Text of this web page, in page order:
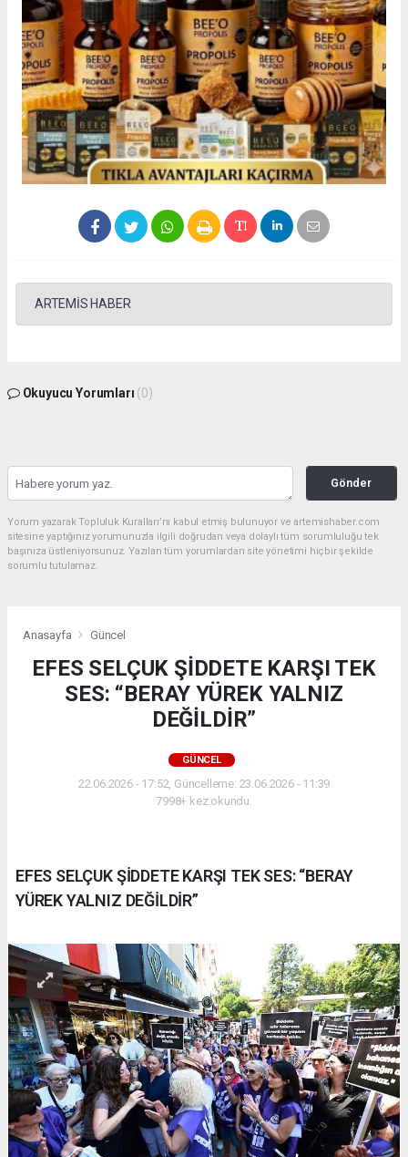
ARTEMİS HABER
Okuyucu Yorumları (0)
Gönder
Yorum yazarak Topluluk Kuralları’nı kabul etmiş bulunuyor ve artemishaber.com
sitesine yaptığınız yorumunuzla ilgili doğrudan veya dolaylı tüm sorumluluğu tek
başınıza üstleniyorsunuz. Yazılan tüm yorumlardan site yönetimi hiçbir şekilde
sorumlu tutulamaz.
Anasayfa Güncel
EFES SELÇUK ŞİDDETE KARŞI TEK
SES: “BERAY YÜREK YALNIZ
DEĞİLDİR”
GÜNCEL
22.06.2026 - 17:52, Güncelleme: 23.06.2026 - 11:39
7998+ kez okundu.
EFES SELÇUK ŞİDDETE KARŞI TEK SES: “BERAY
YÜREK YALNIZ DEĞİLDİR”